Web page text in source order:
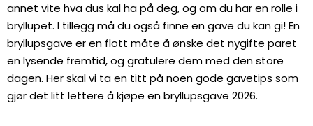
annet vite hva dus kal ha på deg, og om du har en rolle i
bryllupet. I tillegg må du også finne en gave du kan gi! En
bryllupsgave er en flott måte å ønske det nygifte paret
en lysende fremtid, og gratulere dem med den store
dagen. Her skal vi ta en titt på noen gode gavetips som
gjør det litt lettere å kjøpe en bryllupsgave 2026.